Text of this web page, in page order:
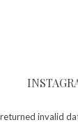
invalid